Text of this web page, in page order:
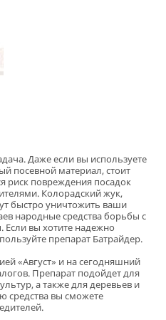
Даже если вы используете
посевной материал, стоит
риск повреждения посадок
Колорадский жук,
быстро уничтожить ваши
народные средства борьбы с
вы хотите надежно
препарат Батрайдер.
«Август» и на сегодняшний
Препарат подойдет для
а также для деревьев и
средства вы сможете